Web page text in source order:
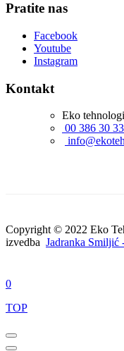
Pratite nas
Facebook
Youtube
Instagram
Kontakt
Eko
00 386 30
Copyright © 2022 Eko
izvedba Jadranka Smiljić
0
TOP